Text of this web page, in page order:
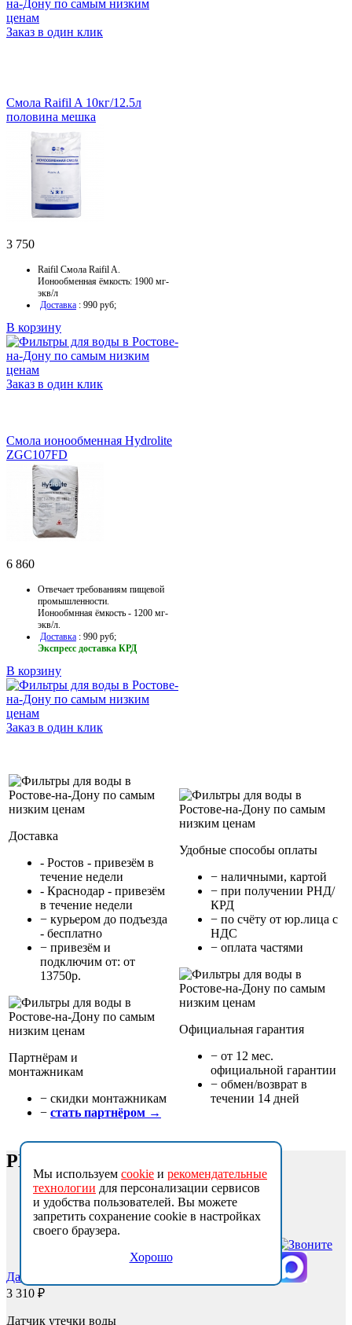
Заказ в один клик
Смола Raifil A 10кг/12.5л
половина мешка
3 750
Raifil Смола Raifil A.
Ионообменная ёмкость: 1900 мг-
экв/л
Доставка : 990 руб;
В корзину
Заказ в один клик
Смола ионообменная Hydrolite
ZGC107FD
6 860
Отвечает требованиям пищевой
промышленности.
Ионообмнная ёмкость - 1200 мг-
экв/л.
Доставка : 990 руб;
Экспресс доставка КРД
В корзину
Заказ в один клик
Доставка
- Ростов - привезём в
течение недели
- Краснодар - привезём
в течение недели
− курьером до подъезда
- бесплатно
− привезём и
подключим от: от
13750р.
Партнёрам и
монтажникам
− cкидки монтажникам
− стать партнёром →
Удобные способы оплаты
− наличными, картой
− при получении РНД/
КРД
− по счёту от юр.лица с
НДС
− оплата частями
Официальная гарантия
− от 12 мес.
официальной гарантии
− обмен/возврат в
течении 14 дней
РЕКОМЕНДУЕМЫЕ ТОВАРЫ
Датчик протечки воды IMRITA
3 310 ₽
Датчик утечки воды
Мы используем cookie и рекомендательные
технологии для персонализации сервисов
и удобства пользователей. Вы можете
запретить сохранение cookie в настройках
своего браузера.
Хорошо